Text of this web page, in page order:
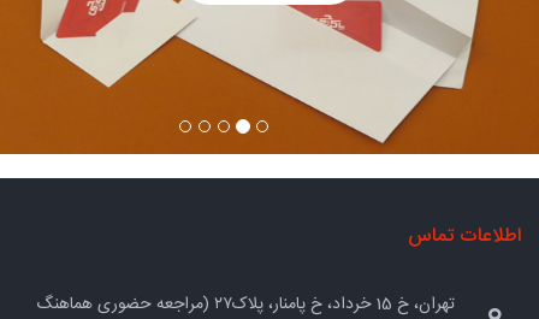
اطلاعات تماس
تهران، خ 15 خرداد، خ پامنار، پلاک۲۷ (مراجعه حضوری هماهنگ